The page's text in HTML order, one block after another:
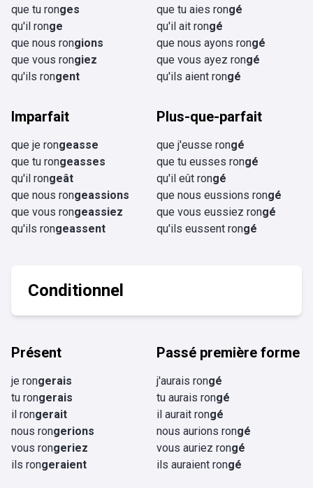
que tu ronges
qu'il ronge
que nous rongions
que vous rongiez
qu'ils rongent
que tu aies rongé
qu'il ait rongé
que nous ayons rongé
que vous ayez rongé
qu'ils aient rongé
Imparfait
que je rongeasse
que tu rongeasses
qu'il rongeât
que nous rongeassions
que vous rongeassiez
qu'ils rongeassent
Plus-que-parfait
que j'eusse rongé
que tu eusses rongé
qu'il eût rongé
que nous eussions rongé
que vous eussiez rongé
qu'ils eussent rongé
Conditionnel
Présent
je rongerais
tu rongerais
il rongerait
nous rongerions
vous rongeriez
ils rongeraient
Passé première forme
j'aurais rongé
tu aurais rongé
il aurait rongé
nous aurions rongé
vous auriez rongé
ils auraient rongé